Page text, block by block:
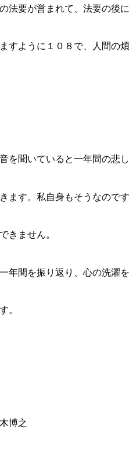
り返り、心の洗濯をして、ゆく年
著 中山書房仏書林
文社
く書かれています。
プ